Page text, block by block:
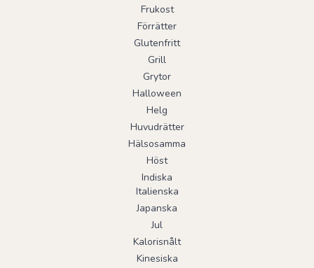
Frukost
Förrätter
Glutenfritt
Grill
Grytor
Halloween
Helg
Huvudrätter
Hälsosamma
Höst
Indiska
Italienska
Japanska
Jul
Kalorisnålt
Kinesiska